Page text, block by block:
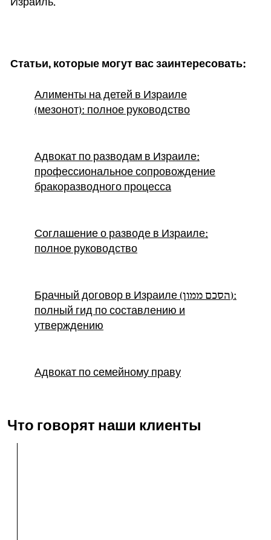
Статьи, которые могут вас заинтересовать:
Алименты на детей в Израиле
(мезонот): полное руководство
Адвокат по разводам в Израиле:
профессиональное сопровождение
бракоразводного процесса
Соглашение о разводе в Израиле:
полное руководство
Брачный договор в Израиле (הסכם ממון):
полный гид по составлению и
утверждению
Адвокат по семейному праву
Что говорят наши клиенты